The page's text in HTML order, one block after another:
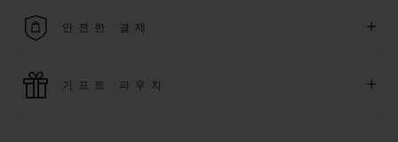
을 누려보세요
안전한 결제 +
모든 제품은 빠르고 안전하게 결제가 가능하며, 개인정보를 안
기프트 파우치 +